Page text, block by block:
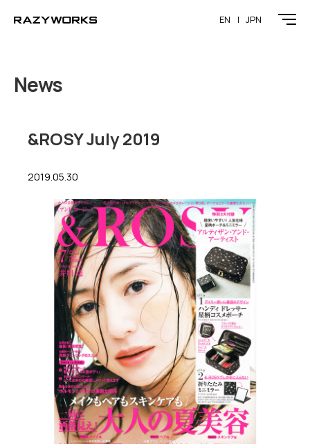
News
&ROSY July 2019
2019.05.30
EN JPN